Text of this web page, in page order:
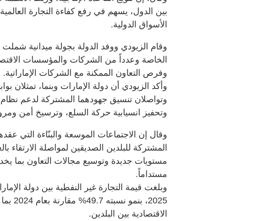
بين الدول، يسهم في رفع كفاءة التجارة
الأسواق الدولية.
وقام الزيودي ووفد الدولة بجولة ميدانية شملت
الخاصة وعدداً من الشركات والمؤسسات
وفرص التعاون الممكنة مع الشركات الإماراتية.
وأكد الزيودي أن دولة الإمارات وبنما، تمثلان
وتواصلان تنسيق جهودهما المشتركة لدعم نظام
وتحفيز انسيابية حركة السلع، وترسيخ أمن
وقال إن الاجتماعات الموسعة والبنّاءة التي
المشتركة للبلدين الصديقين لمواصلة الارتقاء
مستويات جديدة وتوسيع مجالات التعاون بما
مستداماً.
الاقتصادية بين البلدين.